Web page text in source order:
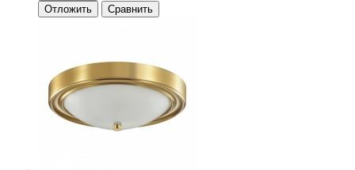
Отложить
Сравнить